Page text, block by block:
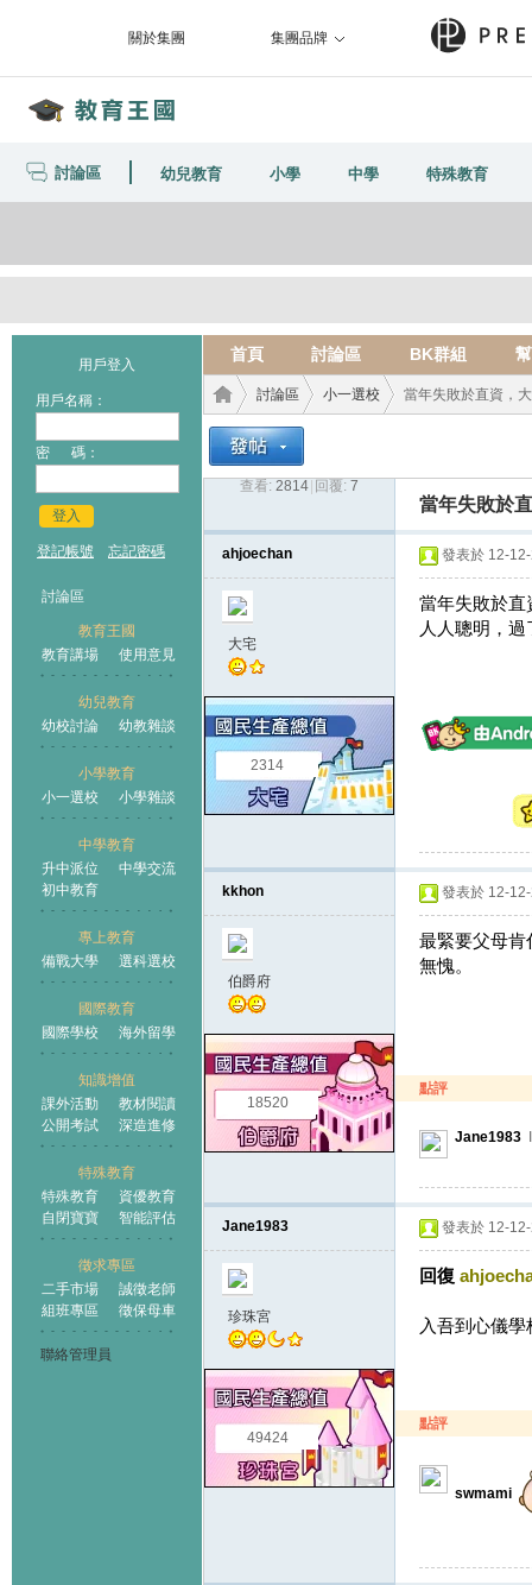
關於集團 集團品牌
討論區 幼兒教育 小學 中學 特殊教育
用戶登入
用戶名稱：
密 碼：
登入
登記帳號 忘記密碼
討論區
教育王國
教育講場
使用意見
幼兒教育
幼校討論
幼教雜談
小學教育
小一選校
小學雜談
中學教育
升中派位
中學交流
初中教育
專上教育
備戰大學
選科選校
國際教育
國際學校
海外留學
知識增值
課外活動
教材閱讀
公開考試
深造進修
特殊教育
特殊教育
資優教育
自閉寶寶
智能評估
徵求專區
二手市場
誠徵老師
組班專區
徵保母車
聯絡管理員
首頁 討論區 BK群組
王國
討論區 小一選校 當年失敗於直資，
查看: 2814 回覆: 7
當年失敗於
ahjoechan
大宅
2314
發表於 12-
當年失敗於直
人人聰明，
kkhon
伯爵府
18520
發表於 12-
最緊要父母肯
無愧。
點評
Jane1983
Jane1983
珍珠宮
49424
發表於 12-
回復
入吾到心儀
點評
swmami